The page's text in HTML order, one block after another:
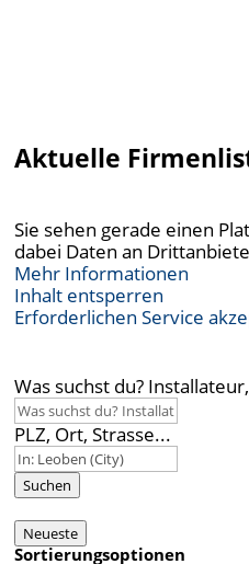
Aktuelle
Sie sehen gerade einen
dabei Daten an
Mehr Informationen
Inhalt entsperren
Erforderlichen Service
Was suchst du?
PLZ, Ort, Strasse...
Suchen
Neueste
Sortierungsoptionen